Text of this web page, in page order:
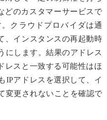
どのカスタマーサービスで
クラウドプロバイダは通
、インスタンスの再起動時
にします。結果のアドレス
レスと一致する可能性はほ
IPアドレスを選択して、イ
変更されないことを確認で